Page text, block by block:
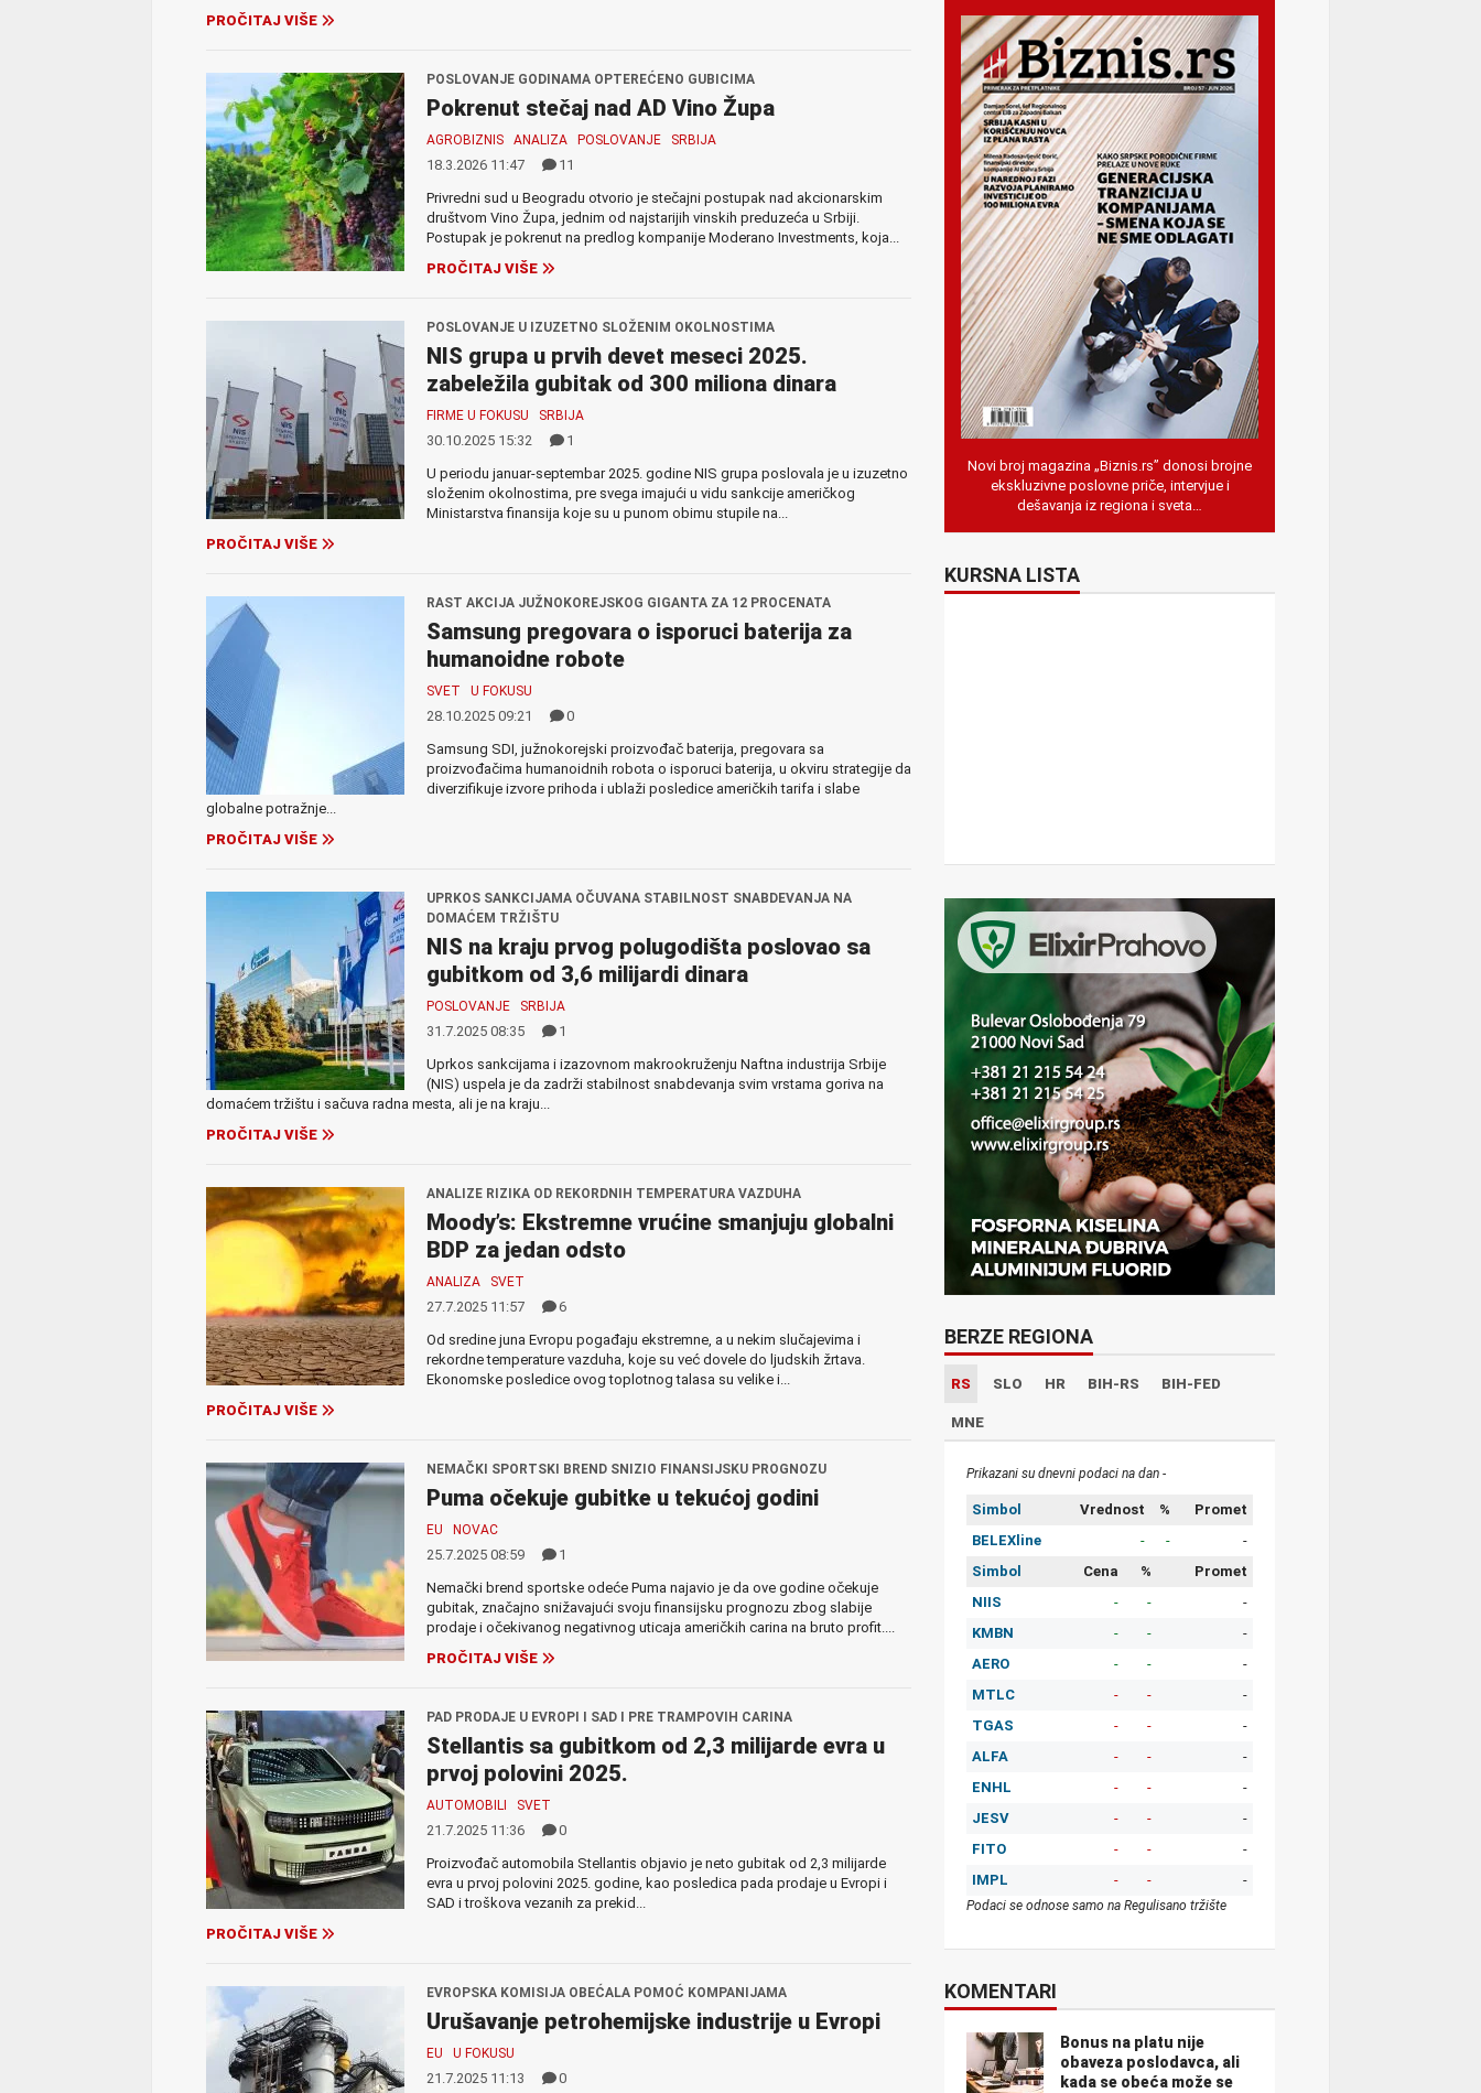
PROČITAJ VIŠE
POSLOVANJE GODINAMA OPTEREĆENO GUBICIMA
Pokrenut stečaj nad AD Vino Župa
AGROBIZNIS ANALIZA POSLOVANJE SRBIJA
18.3.2026 11:47
11
Privredni sud u Beogradu otvorio je stečajni postupak nad akcionarskim
društvom Vino Župa, jednim od najstarijih vinskih preduzeća u Srbiji.
Postupak je pokrenut na predlog kompanije Moderano Investments, koja...
PROČITAJ VIŠE
POSLOVANJE U IZUZETNO SLOŽENIM OKOLNOSTIMA
NIS grupa u prvih devet meseci 2025.
zabeležila gubitak od 300 miliona dinara
FIRME U FOKUSU SRBIJA
30.10.2025 15:32
1
U periodu januar-septembar 2025. godine NIS grupa poslovala je u izuzetno
složenim okolnostima, pre svega imajući u vidu sankcije američkog
Ministarstva finansija koje su u punom obimu stupile na...
PROČITAJ VIŠE
RAST AKCIJA JUŽNOKOREJSKOG GIGANTA ZA 12 PROCENATA
Samsung pregovara o isporuci baterija za
humanoidne robote
SVET U FOKUSU
28.10.2025 09:21
0
Samsung SDI, južnokorejski proizvođač baterija, pregovara sa
proizvođačima humanoidnih robota o isporuci baterija, u okviru strategije da
diverzifikuje izvore prihoda i ublaži posledice američkih tarifa i slabe
globalne potražnje...
PROČITAJ VIŠE
UPRKOS SANKCIJAMA OČUVANA STABILNOST SNABDEVANJA NA
DOMAĆEM TRŽIŠTU
NIS na kraju prvog polugodišta poslovao sa
gubitkom od 3,6 milijardi dinara
POSLOVANJE SRBIJA
31.7.2025 08:35
1
Uprkos sankcijama i izazovnom makrookruženju Naftna industrija Srbije
(NIS) uspela je da zadrži stabilnost snabdevanja svim vrstama goriva na
domaćem tržištu i sačuva radna mesta, ali je na kraju...
PROČITAJ VIŠE
ANALIZE RIZIKA OD REKORDNIH TEMPERATURA VAZDUHA
Moody’s: Ekstremne vrućine smanjuju globalni
BDP za jedan odsto
ANALIZA SVET
27.7.2025 11:57
6
Od sredine juna Evropu pogađaju ekstremne, a u nekim slučajevima i
rekordne temperature vazduha, koje su već dovele do ljudskih žrtava.
Ekonomske posledice ovog toplotnog talasa su velike i...
PROČITAJ VIŠE
NEMAČKI SPORTSKI BREND SNIZIO FINANSIJSKU PROGNOZU
Puma očekuje gubitke u tekućoj godini
EU NOVAC
25.7.2025 08:59
1
Nemački brend sportske odeće Puma najavio je da ove godine očekuje
gubitak, značajno snižavajući svoju finansijsku prognozu zbog slabije
prodaje i očekivanog negativnog uticaja američkih carina na bruto profit....
PROČITAJ VIŠE
PAD PRODAJE U EVROPI I SAD I PRE TRAMPOVIH CARINA
Stellantis sa gubitkom od 2,3 milijarde evra u
prvoj polovini 2025.
AUTOMOBILI SVET
21.7.2025 11:36
0
Proizvođač automobila Stellantis objavio je neto gubitak od 2,3 milijarde
evra u prvoj polovini 2025. godine, kao posledica pada prodaje u Evropi i
SAD i troškova vezanih za prekid...
PROČITAJ VIŠE
EVROPSKA KOMISIJA OBEĆALA POMOĆ KOMPANIJAMA
Urušavanje petrohemijske industrije u Evropi
EU U FOKUSU
21.7.2025 11:13 0
Novi broj magazina „Biznis.rs” donosi brojne
ekskluzivne poslovne priče, intervjue i
dešavanja iz regiona i sveta…
KURSNA LISTA
BERZE REGIONA
RS SLO HR BIH-RS BIH-FED
MNE
Prikazani su dnevni podaci na dan -
Simbol Vrednost %
Promet
BELEXline
- -
-
Simbol
Cena %
Promet
NIIS
- -
-
KMBN
- -
-
AERO
- -
-
MTLC
- -
-
TGAS
- -
-
ALFA
- -
-
ENHL
- -
-
JESV
- -
-
FITO
- -
-
IMPL
- - -
Podaci se odnose samo na Regulisano tržište
KOMENTARI
Bonus na platu nije
obaveza poslodavca, ali
kada se obeća može se